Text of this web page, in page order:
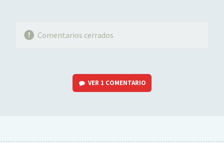
Comentarios cerrados
VER 1 COMENTARIO